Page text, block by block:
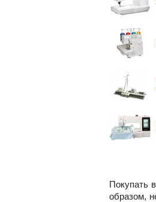
Покупать
образом,